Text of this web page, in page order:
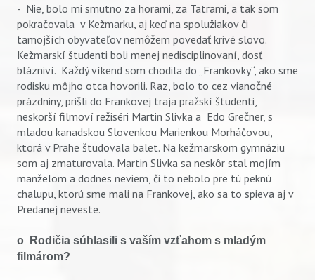
- Nie, bolo mi smutno za horami, za Tatrami, a tak som
pokračovala v Kežmarku, aj keď na spolužiakov či
tamojších obyvateľov nemôžem povedať krivé slovo.
Kežmarskí študenti boli menej nedisciplinovaní, dosť
blázniví. Každý víkend som chodila do „Frankovky“, ako sme
rodisku môjho otca hovorili. Raz, bolo to cez vianočné
prázdniny, prišli do Frankovej traja pražskí študenti,
neskorší filmoví režiséri Martin Slivka a Edo Grečner, s
mladou kanadskou Slovenkou Marienkou Morháčovou,
ktorá v Prahe študovala balet. Na kežmarskom gymnáziu
som aj zmaturovala. Martin Slivka sa neskôr stal mojím
manželom a dodnes neviem, či to nebolo pre tú peknú
chalupu, ktorú sme mali na Frankovej, ako sa to spieva aj v
Predanej neveste.
o
Rodičia súhlasili s vaším vzťahom s mladým
filmárom?